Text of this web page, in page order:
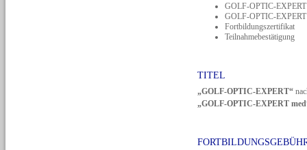
GOLF-OPTIC-
GOLF-OPTIC-
Fortbildungszertifikat
Teilnahmebestätigung
TITEL
„GOLF-OPTIC-EXPERT“
„GOLF-OPTIC-EXPERT